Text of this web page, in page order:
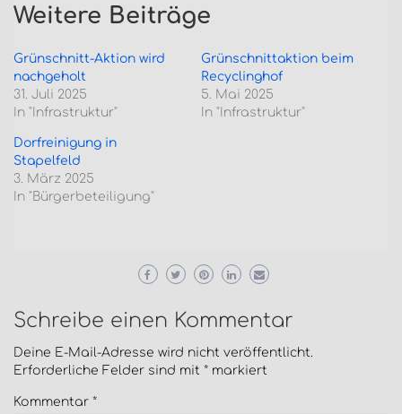
Weitere Beiträge
Grünschnitt-Aktion wird
nachgeholt
31. Juli 2025
In "Infrastruktur"
Grünschnittaktion beim
Recyclinghof
5. Mai 2025
In "Infrastruktur"
Dorfreinigung in
Stapelfeld
3. März 2025
In "Bürgerbeteiligung"
Schreibe einen Kommentar
Deine E-Mail-Adresse wird nicht veröffentlicht.
Erforderliche Felder sind mit * markiert
Kommentar *